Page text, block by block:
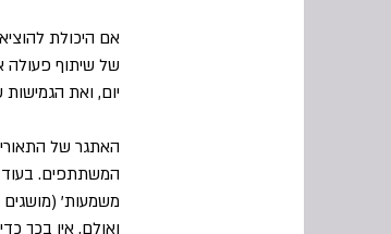
אם היכולת
של שיתוף פעולה
יום, ואת
האתגר של
המשתתפים. בעוד
משמעות' (מושגים
ואולם, אין בכך